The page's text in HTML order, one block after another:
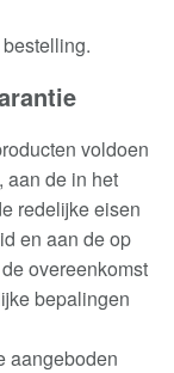
.
voldoen
aan de in het
redelijke eisen
en aan de op
overeenkomst
bepalingen
aangeboden